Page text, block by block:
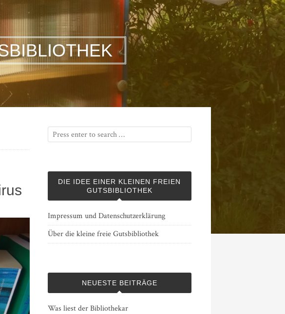
DIE IDEE EINER KLEINEN FREIEN
GUTSBIBLIOTHEK
Impressum und Datenschutzerklärung
Über die kleine freie Gutsbibliothek
NEUESTE BEITRÄGE
Was liest der Bibliothekar